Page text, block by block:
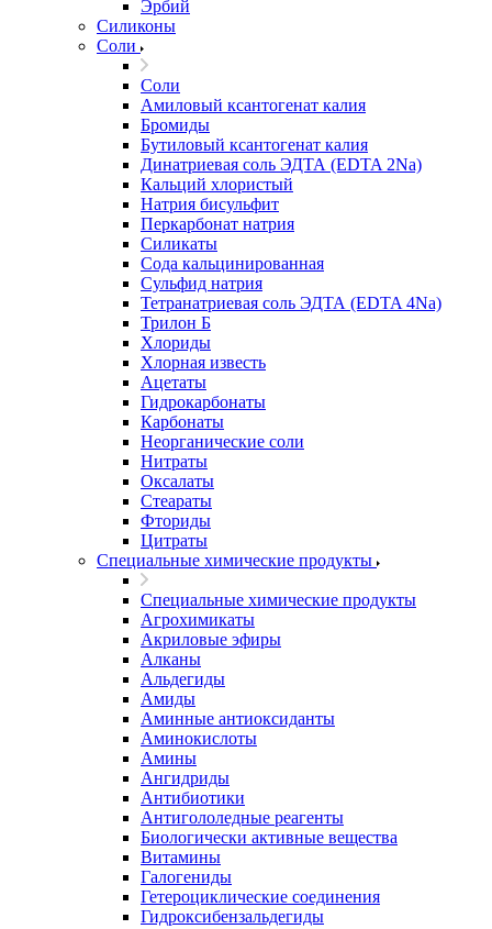
Эрбий
Силиконы
Соли
Соли
Амиловый ксантогенат калия
Бромиды
Бутиловый ксантогенат калия
Динатриевая соль ЭДТА (EDTA 2Na)
Кальций хлористый
Натрия бисульфит
Перкарбонат натрия
Силикаты
Сода кальцинированная
Сульфид натрия
Тетранатриевая соль ЭДТА (EDTA 4Na)
Трилон Б
Хлориды
Хлорная известь
Ацетаты
Гидрокарбонаты
Карбонаты
Неорганические соли
Нитраты
Оксалаты
Стеараты
Фториды
Цитраты
Специальные химические продукты
Специальные химические продукты
Агрохимикаты
Акриловые эфиры
Алканы
Альдегиды
Амиды
Аминные антиоксиданты
Аминокислоты
Амины
Ангидриды
Антибиотики
Антигололедные реагенты
Биологически активные вещества
Витамины
Галогениды
Гетероциклические соединения
Гидроксибензальдегиды